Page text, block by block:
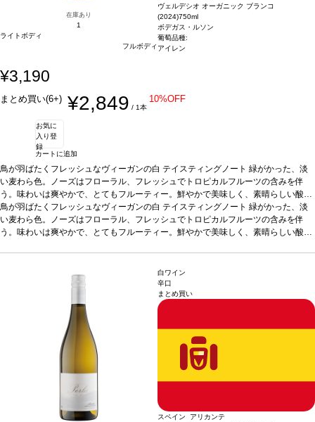
在庫あり
1
ライトボディ
フルボディ
ヴェルデシオ オーガニック ブランコ
(2024)750ml
ボデガス・ルソン
葡萄品種:
アイレン
¥3,190
まとめ買い(6+) ¥2,849 / 1本
10%OFF
お気に
入り登
録
カートに追加
鳥が羽ばたくフレッシュなヴィーガンの白 テイスティングノート 緑がかった、淡
い麦わら色。ノーズはフローラル、フレッシュでトロピカルフルーツの含みを伴
う。味わいは爽やかで、とてもフルーティー。鮮やかで美味しく、素晴らしい酸味
との組み合わせは完璧で、長い余韻が続く。合う料理魚のマリネ（カレイ、スズ
キ、鯛）、タラと海老のクリーム煮、魚介類、燻製、チキン、牛肉の煮込み、マリ
ナラソースパスタなどと好相性葡萄品種アイレン認証オーガニック、WfCP認
鳥が羽ばたくフレッシュなヴィーガンの白 テイスティングノート 緑がかった、淡
い麦わら色。ノーズはフローラル、フレッシュでトロピカルフルーツの含みを伴
う。味わいは爽やかで、とてもフルーティー。鮮やかで美味しく、素晴らしい酸味
アイレン
証、ヴィーガン認証 *本ヴィンテージが在庫切れの場合、在庫があり価格が同様の
場合は自動的に次のヴィンテージに変更されます、ご了承ください。
白ワイン
辛口
まとめ買い
スペイン アリカンテ